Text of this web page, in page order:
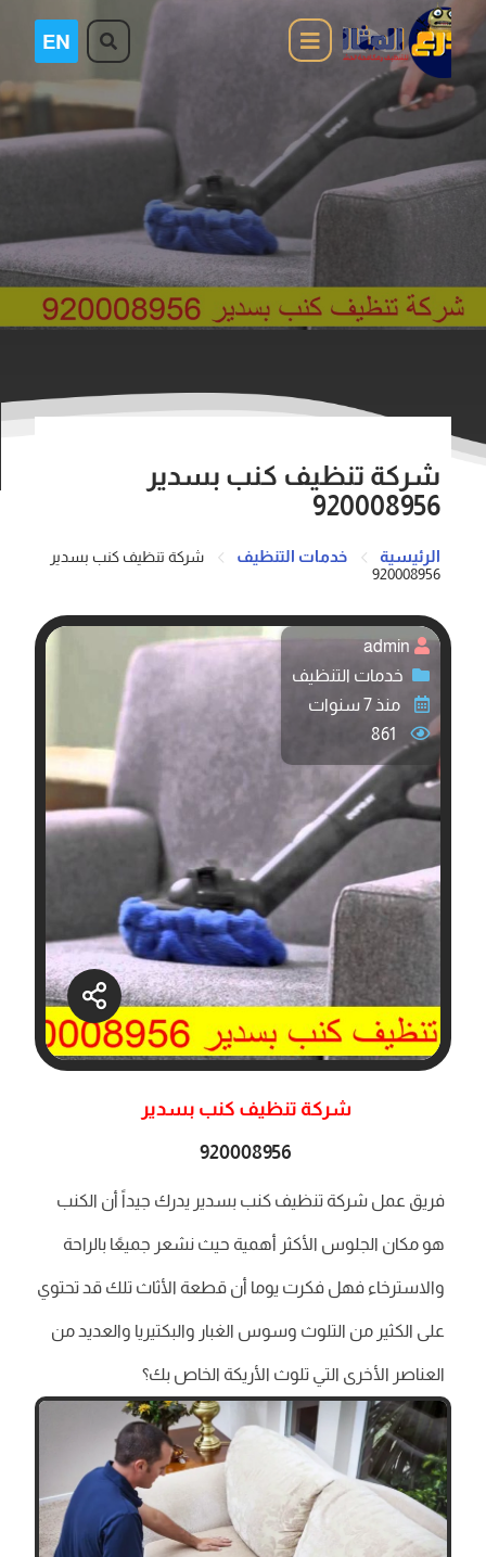
شركة تنظيف كنب بسدير
920008956
الرئيسية خدمات التنظيف
شركة تنظيف كنب بسدير
920008956
admin
خدمات التنظيف
منذ 7 سنوات
شركة تنظيف كنب بسدير
920008956
فريق عمل شركة تنظيف كنب بسدير يدرك جيداً أن الكنب
هو مكان الجلوس الأكثر أهمية حيث نشعر جميعًا بالراحة
والاسترخاء فهل فكرت يوما أن قطعة الأثاث تلك قد تحتوي
على الكثير من التلوث وسوس الغبار والبكتيريا والعديد من
العناصر الأخرى التي تلوث الأريكة الخاص بك؟